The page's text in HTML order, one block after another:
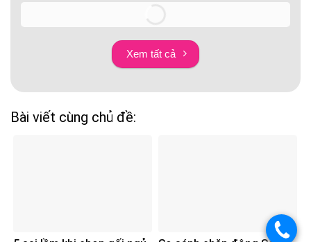
Xem tất cả
Bài viết cùng chủ đề:
.